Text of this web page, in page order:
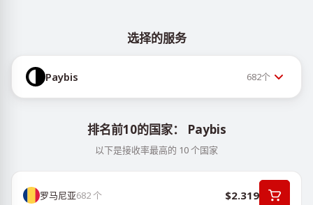
选择的服务
Paybis 682个
排名前10的国家： Paybis
以下是接收率最高的 10 个国家
罗马尼亚682个 $2.319